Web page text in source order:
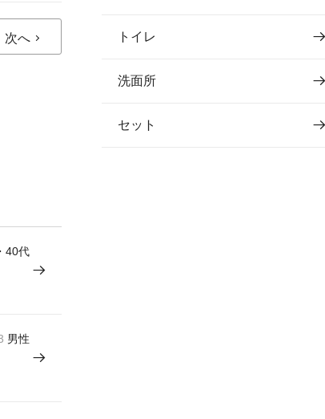
次へ トイレ
洗面所
セット
40代
男性